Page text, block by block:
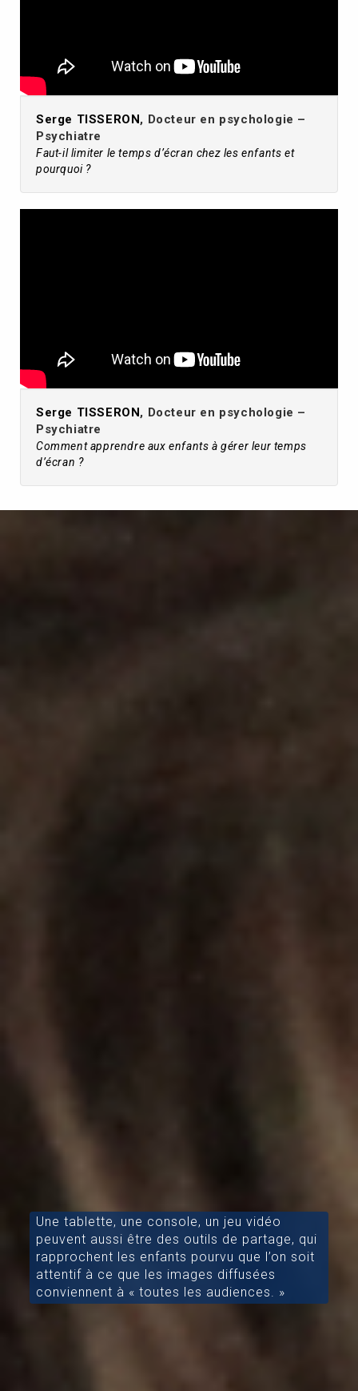
Serge TISSERON, Docteur en psychologie –
Psychiatre
Faut-il limiter le temps d’écran chez les enfants et
pourquoi ?
Serge TISSERON, Docteur en psychologie –
Psychiatre
Comment apprendre aux enfants à gérer leur temps
d’écran ?
Une tablette, une console, un jeu vidéo
peuvent aussi être des outils de partage, qui
rapprochent les enfants pourvu que l’on soit
attentif à ce que les images diffusées
conviennent à « toutes les audiences. »